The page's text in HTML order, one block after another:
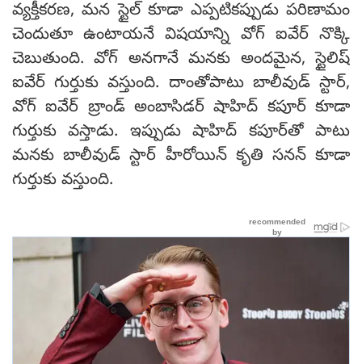
వ్యక్తీకరణ, మన స్టైల్ కూడా ఎప్పటికప్పుడు పరిణామం
చెందుతూ ఉంటాయనే విషయాన్ని వోగ్ ఐవేర్ నొక్కి
చెబుతుంది. వోగ్ అనగానే మనకు అందమైన, స్టైలిష్
ఐవేర్ గుర్తుకు వస్తుంది. దాంతోపాటు బాలీవుడ్ స్టార్,
వోగ్ ఐవేర్ బ్రాండ్ అంబాసిడర్ షాహిద్ కపూర్ కూడా
గుర్తుకు వస్తాడు. ఇప్పుడు షాహిద్ కపూర్‌తో పాటు
మనకు బాలీవుడ్ స్టార్ హీరోయిన్ కృతి సనన్ కూడా
గుర్తుకు వస్తుంది.